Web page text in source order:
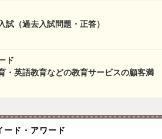
試（過去入試問題・正答）
ド
・英語教育などの教育サービスの顧客満
ード・アワード